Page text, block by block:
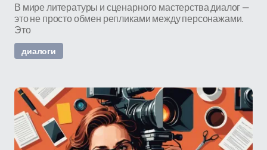
В мире литературы и сценарного мастерства диалог —
это не просто обмен репликами между персонажами.
Это
диалоги